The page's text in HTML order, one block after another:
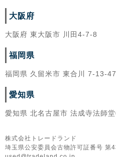
大阪府
大阪府 東大阪市 川田4-7-8
福岡県
福岡県 久留米市 東合川 7-13-47
愛知県
愛知県 北名古屋市 法成寺法師
株式会社トレードランド
埼玉県公安委員会古物許可証番号